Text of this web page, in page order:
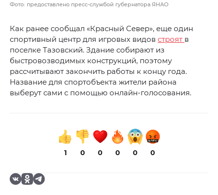
Фото: предоставлено пресс-службой губернатора ЯНАО
Как ранее сообщал «Красный Север», еще один
спортивный центр для игровых видов строят в
поселке Тазовский. Здание собирают из
быстровозводимых конструкций, поэтому
рассчитывают закончить работы к концу года.
Название для спортобъекта жители района
выберут сами с помощью онлайн-голосования.
1 0 0 0 0 0